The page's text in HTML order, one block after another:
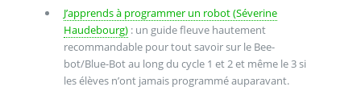
J’apprends à programmer un robot (Séverine
Haudebourg): un guide fleuve hautement
recommandable pour tout savoir sur le Bee-
bot/Blue-Bot au long du cycle 1 et 2 et même le 3 si
les élèves n’ont jamais programmé auparavant.